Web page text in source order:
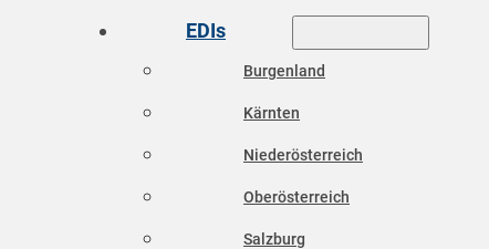
EDIs
Burgenland
Kärnten
Niederösterreich
Oberösterreich
Salzburg